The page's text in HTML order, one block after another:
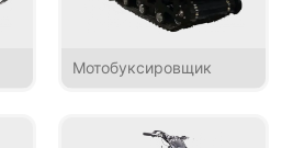
Мотобуксировщик